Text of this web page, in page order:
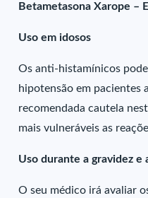
Betametasona Xarope –
Uso em idosos
Os anti-histamínicos
hipotensão em pacientes
recomendada cautela
mais vulneráveis as
Uso durante a gravidez e
O seu médico irá avaliar